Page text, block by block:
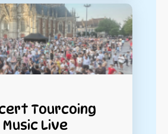
Tourcoing
Music Live